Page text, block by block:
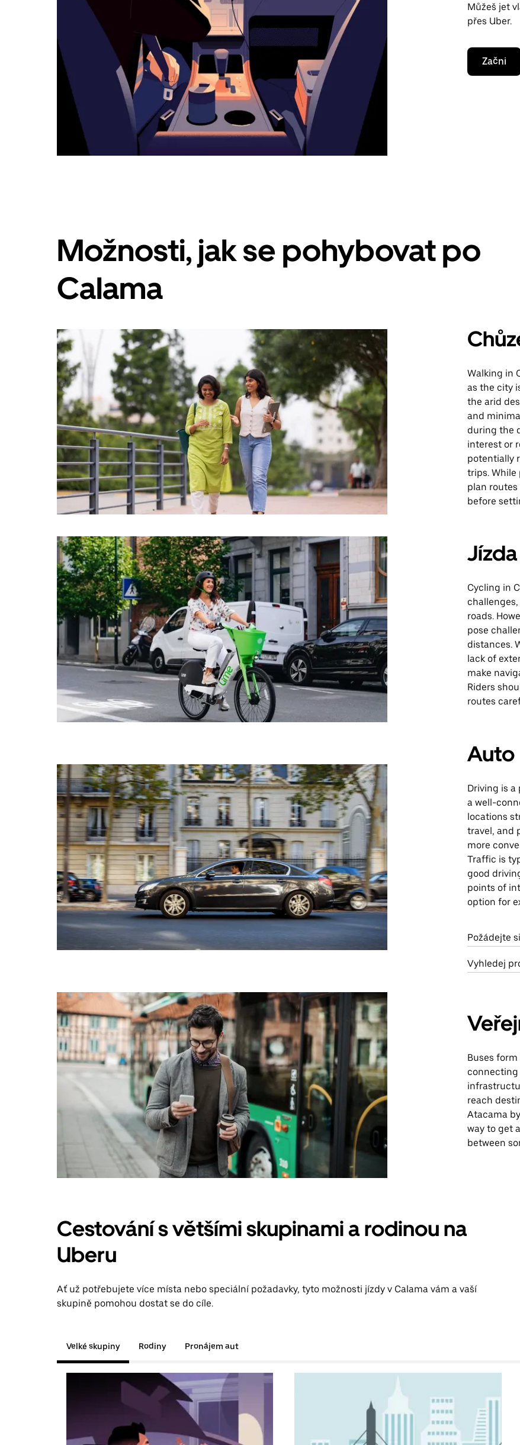
Můžeš jet
přes Uber.
Začni
Možnosti, jak se pohybovat po
Calama
Walking in
as the city
the arid
and
during the
interest or
potentially
trips.
plan
before
Cycling in
roads.
pose
distances.
lack of
make
Riders
routes
Auto
Driving is a
a well-
locations
travel, and
more
Traffic is
good
points of
option for
Požádejte
Vyhledej
Buses
connecting
reach
Atacama
way to get
between
Cestování s většími skupinami a rodinou na
Uberu
Ať už potřebujete více místa nebo speciální požadavky, tyto možnosti jízdy v Calama vám a vaší
skupině pomohou dostat se do cíle.
Velké skupiny Rodiny Pronájem aut